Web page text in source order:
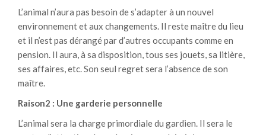
L’animal n’aura pas besoin de s’adapter à un nouvel
environnement et aux changements. Il reste maître du lieu
et il n’est pas dérangé par d’autres occupants comme en
pension. Il aura, à sa disposition, tous ses jouets, sa litière,
ses affaires, etc. Son seul regret sera l’absence de son
maître.
Raison2 : Une garderie personnelle
L’animal sera la charge primordiale du gardien. Il sera le